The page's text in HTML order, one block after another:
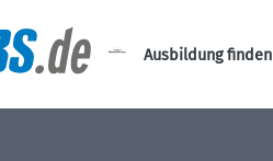
Ausbildung finden